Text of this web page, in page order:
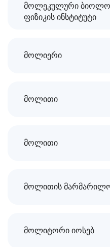
მოლეკულური
ფიზიკის ინსტიტუტი
მოლიერი
მოლითი
მოლითი
მოლითის
მოლიტორი იოსებ